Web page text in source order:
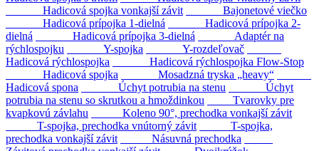
Hadicová spojka vonkajší závit
Bajonetové viečko
Hadicová prípojka 1-dielná
Hadicová prípojka 2-
dielná
Hadicová prípojka 3-dielná
Adaptér na
rýchlospojku
Y-spojka
Y-rozdeľovač
Hadicová rýchlospojka
Hadicová rýchlospojka Flow-Stop
Hadicová spojka
Mosadzná tryska „heavy“
Hadicová spona
Úchyt potrubia na stenu
Úchyt
potrubia na stenu so skrutkou a hmoždinkou
Tvarovky pre
kvapkovú závlahu
Koleno 90°, prechodka vonkajší závit
T-spojka, prechodka vnútorný závit
T-spojka,
prechodka vonkajší závit
Násuvná prechodka